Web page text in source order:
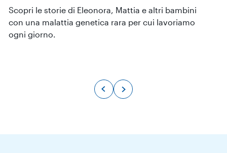
Scopri le storie di Eleonora, Mattia e altri bambini
con una malattia genetica rara per cui lavoriamo
ogni giorno.